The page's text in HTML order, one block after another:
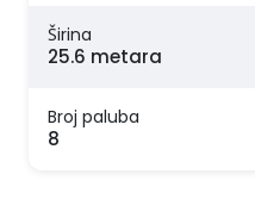
Širina
25.6 metara
Broj paluba
8